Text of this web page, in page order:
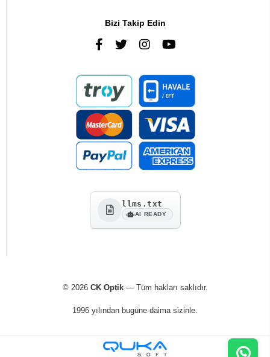
Bizi Takip Edin
llms.txt
AI READY
© 2026 CK Optik— Tüm hakları saklıdır.
1996 yılından bugüne daima sizinle.